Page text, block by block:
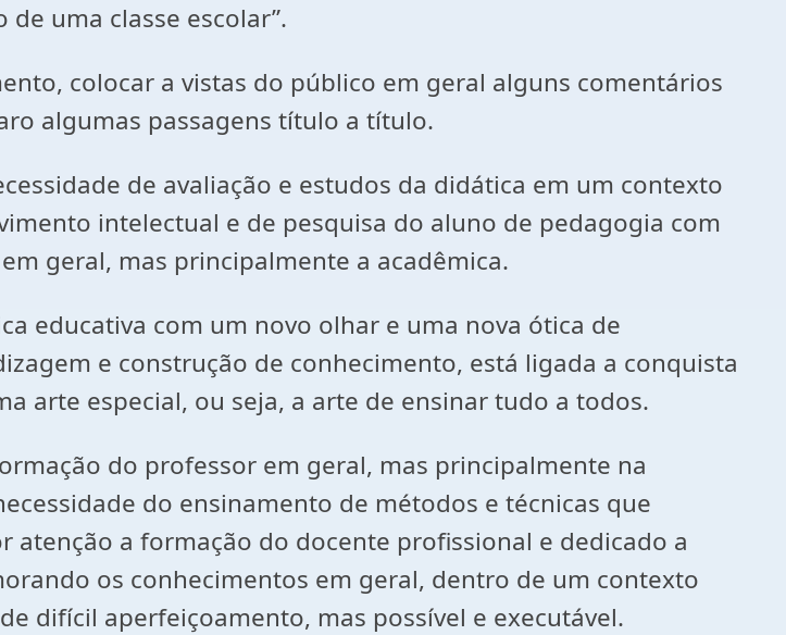
uma classe escolar”.
colocar a vistas do público em geral alguns comentários
algumas passagens título a título.
de avaliação e estudos da didática em um contexto
intelectual e de pesquisa do aluno de pedagogia com
geral, mas principalmente a acadêmica.
educativa com um novo olhar e uma nova ótica de
e construção de conhecimento, está ligada a conquista
arte especial, ou seja, a arte de ensinar tudo a todos.
do professor em geral, mas principalmente na
do ensinamento de métodos e técnicas que
a formação do docente profissional e dedicado a
os conhecimentos em geral, dentro de um contexto
difícil aperfeiçoamento, mas possível e executável.